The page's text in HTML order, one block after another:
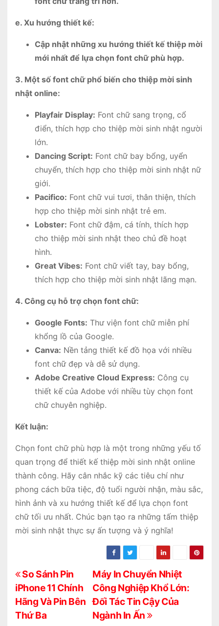
e. Xu hướng thiết kế:
Cập nhật những xu hướng thiết kế thiệp mời
mới nhất để lựa chọn font chữ phù hợp.
3. Một số font chữ phổ biến cho thiệp mời sinh
nhật online:
Playfair Display: Font chữ sang trọng, cổ
điển, thích hợp cho thiệp mời sinh nhật người
lớn.
Dancing Script: Font chữ bay bổng, uyển
chuyển, thích hợp cho thiệp mời sinh nhật nữ
giới.
Pacifico: Font chữ vui tươi, thân thiện, thích
hợp cho thiệp mời sinh nhật trẻ em.
Lobster: Font chữ đậm, cá tính, thích hợp
cho thiệp mời sinh nhật theo chủ đề hoạt
hình.
Great Vibes: Font chữ viết tay, bay bổng,
thích hợp cho thiệp mời sinh nhật lãng mạn.
4. Công cụ hỗ trợ chọn font chữ:
Google Fonts: Thư viện font chữ miễn phí
khổng lồ của Google.
Canva: Nền tảng thiết kế đồ họa với nhiều
font chữ đẹp và dễ sử dụng.
Adobe Creative Cloud Express: Công cụ
thiết kế của Adobe với nhiều tùy chọn font
chữ chuyên nghiệp.
Kết luận:
Chọn font chữ phù hợp là một trong những yếu tố
quan trọng để thiết kế thiệp mời sinh nhật online
thành công. Hãy cân nhắc kỹ các tiêu chí như
phong cách bữa tiệc, độ tuổi người nhận, màu sắc,
hình ảnh và xu hướng thiết kế để lựa chọn font
chữ tối ưu nhất. Chúc bạn tạo ra những tấm thiệp
mời sinh nhật thực sự ấn tượng và ý nghĩa!
Đ
i
ề
Máy In Chuyển Nhiệt
Công Nghiệp Khổ Lớn:
Đối Tác Tin Cậy Của
Ngành In Ấn
So Sánh Pin
iPhone 11 Chính
Hãng Và Pin Bên
Thứ Ba